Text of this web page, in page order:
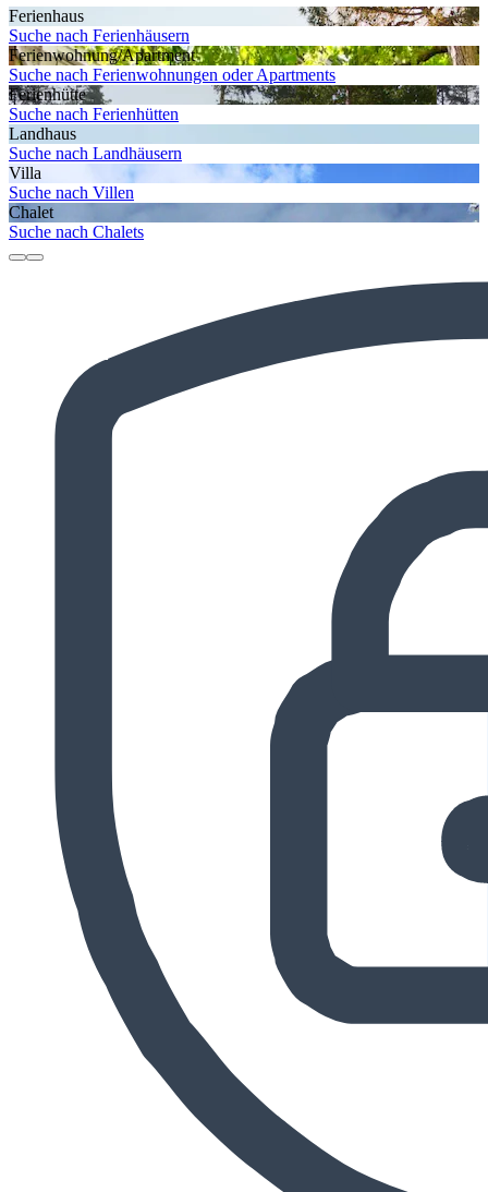
Ferienhaus
Suche nach Ferienhäusern
Ferienwohnung/Apartment
Suche nach Ferienwohnungen oder Apartments
Ferienhütte
Suche nach Ferienhütten
Landhaus
Suche nach Landhäusern
Villa
Suche nach Villen
Chalet
Suche nach Chalets